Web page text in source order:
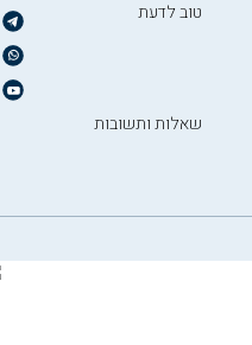
טוב לדעת
שאלות ותשובות